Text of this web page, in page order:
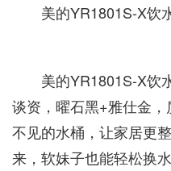
美的YR1801S-X饮
美的YR1801S-X饮
谈资，曜石黑+雅仕金
不见的水桶，让家居更
来，软妹子也能轻松换